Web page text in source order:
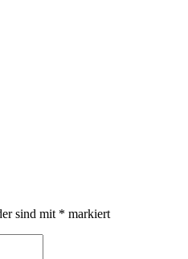
sind mit * markiert